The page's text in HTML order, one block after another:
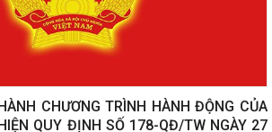
CHƯƠNG TRÌNH HÀNH ĐỘNG CỦA
QUY ĐỊNH SỐ 178-QĐ/TW NGÀY 27